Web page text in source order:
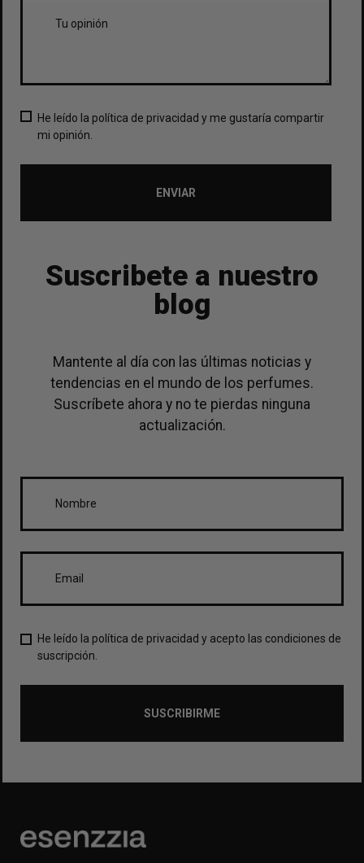
He leído la política de privacidad y me gustaría compartir
mi opinión.
ENVIAR
Suscribete a nuestro
blog
Mantente al día con las últimas noticias y
tendencias en el mundo de los perfumes.
Suscríbete ahora y no te pierdas ninguna
actualización.
He leído la política de privacidad y acepto las condiciones de
suscripción.
SUSCRIBIRME